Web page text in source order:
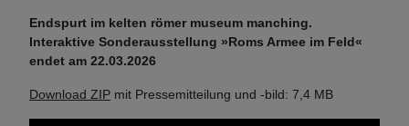
Endspurt im kelten römer museum manching.
Interaktive Sonderausstellung »Roms Armee im Feld«
endet am 22.03.2026
Download ZIP mit Pressemitteilung und -bild: 7,4 MB